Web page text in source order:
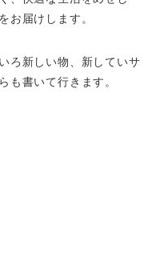
お届けします。
ろ新しい物、 新していサ
も書いて行きます。